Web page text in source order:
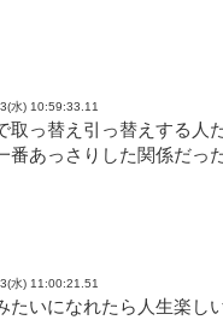
水) 10:59:33.11
取っ替え引っ替えする人
番あっさりした関係だっ
水) 11:00:21.51
たいになれたら人生楽し